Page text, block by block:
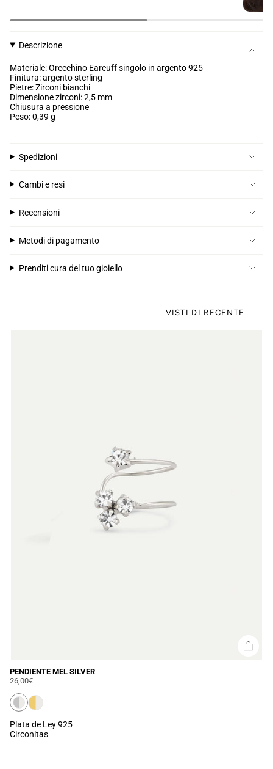
Descrizione
Materiale: Orecchino Earcuff singolo in argento 925
Finitura: argento sterling
Pietre: Zirconi bianchi
Dimensione zirconi: 2,5 mm
Chiusura a pressione
Peso: 0,39 g
Spedizioni
Cambi e resi
Recensioni
Metodi di pagamento
Prenditi cura del tuo gioiello
VISTI DI RECENTE
PENDIENTE MEL SILVER
26,00€
Plata de Ley 925
Circonitas